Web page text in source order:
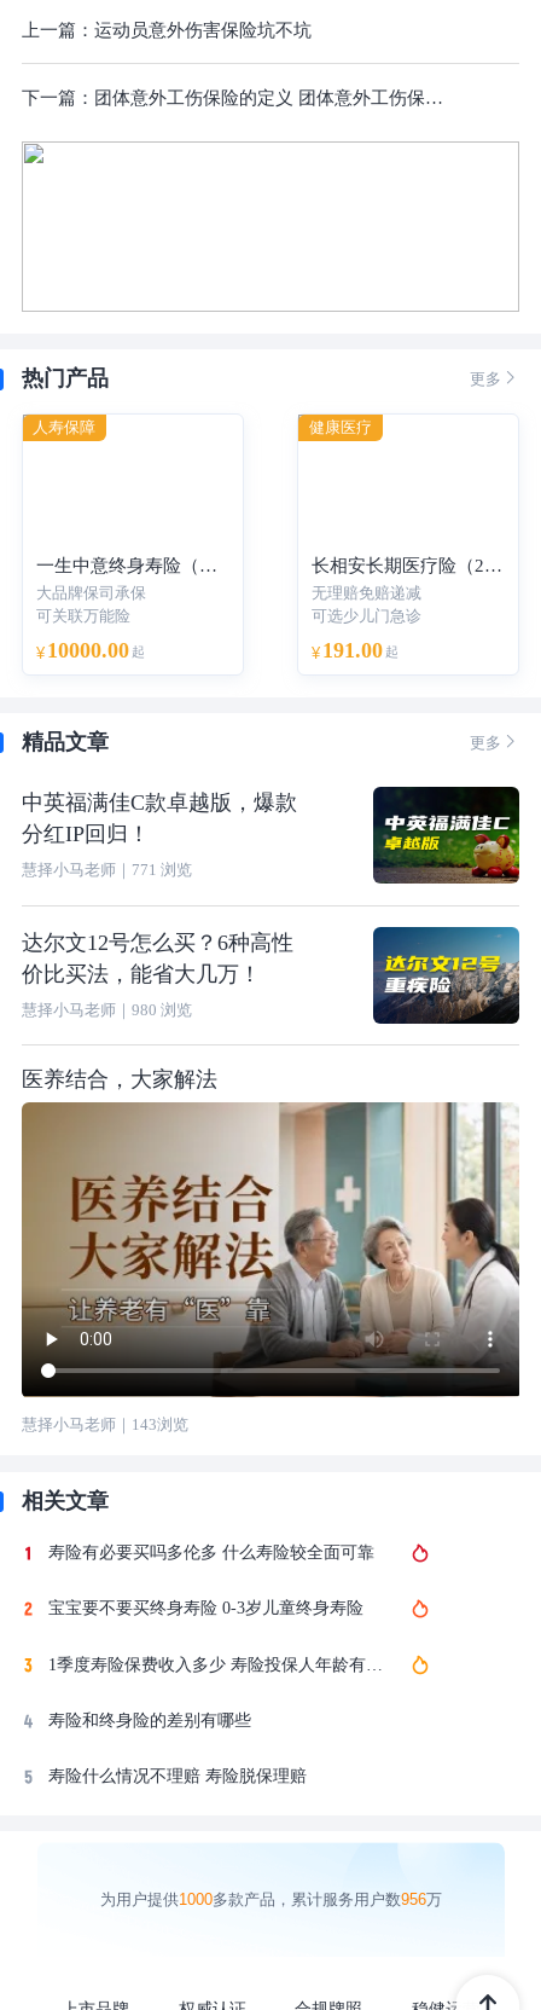
上一篇： 运动员意外伤害保险坑不坑
下一篇： 团体意外工伤保险的定义 团体意外工伤保险靠谱吗?
热门产品 更多 
一生中意终身寿险（分红型）-年交
大品牌保司承保
可关联万能险
¥ 10000.00 起
人寿保障
长相安长期医疗险（20年保证续保）—个人版
无理赔免赔递减
可选少儿门急诊
¥ 191.00 起
健康医疗
精品文章 更多 
中英福满佳C款卓越版，爆款
分红IP回归！
慧择小马老师｜ 771 浏览
达尔文12号怎么买？6种高性
价比买法，能省大几万！
慧择小马老师｜ 980 浏览
医养结合，大家解法
慧择小马老师｜ 143浏览
相关文章
寿险有必要买吗多伦多 什么寿险较全面可靠
宝宝要不要买终身寿险 0-3岁儿童终身寿险
1季度寿险保费收入多少 寿险投保人年龄有要求吗
寿险和终身险的差别有哪些
寿险什么情况不理赔 寿险脱保理赔
为用户提供1000多款产品，累计服务用户数956万